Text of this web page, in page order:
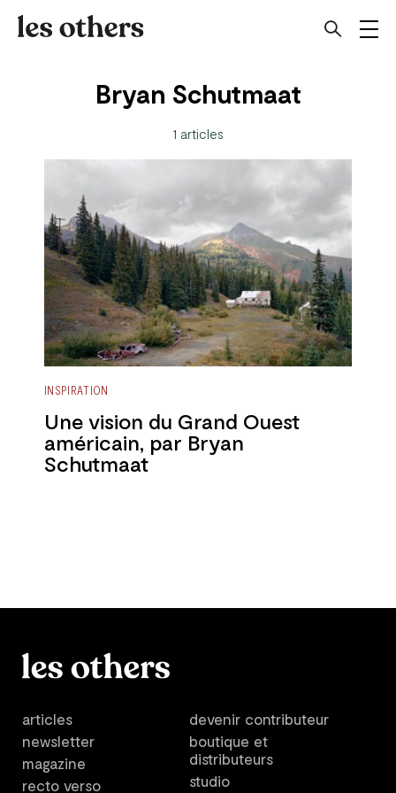
Bryan Schutmaat
1 articles
INSPIRATION
Une vision du Grand Ouest
américain, par Bryan
Schutmaat
articles
newsletter
magazine
recto verso
devenir contributeur
boutique et
distributeurs
studio